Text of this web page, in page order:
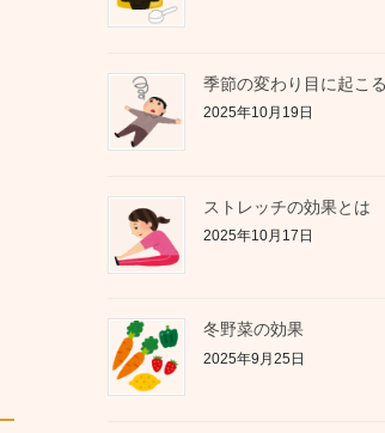
季節の変わり目に起こ
2025年10月19日
ストレッチの効果とは
2025年10月17日
冬野菜の効果
2025年9月25日